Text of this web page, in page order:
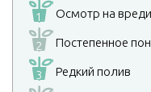
1 Осмотр на
2 Постепенное
3 Редкий полив